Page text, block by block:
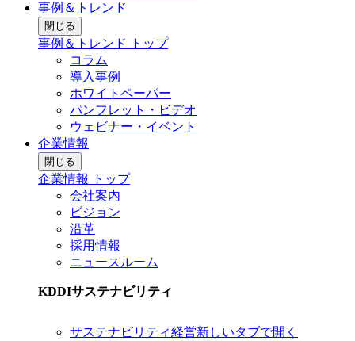
事例＆トレンド
閉じる
事例＆トレンド トップ
コラム
導入事例
ホワイトペーパー
パンフレット・ビデオ
ウェビナー・イベント
企業情報
閉じる
企業情報 トップ
会社案内
ビジョン
沿革
採用情報
ニュースルーム
KDDIサステナビリティ
サステナビリティ経営新しいタブで開く